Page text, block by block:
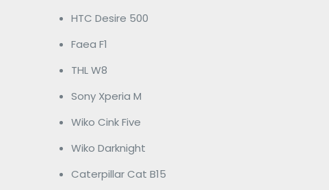
HTC Desire 500
Faea F1
THL W8
Sony Xperia M
Wiko Cink Five
Wiko Darknight
Caterpillar Cat B15